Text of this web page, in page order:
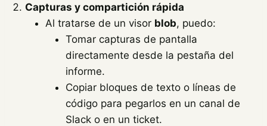
Capturas y compartición rápida
Al tratarse de un visor blob, puedo:
Tomar capturas de pantalla
directamente desde la pestaña del
informe.
Copiar bloques de texto o líneas de
código para pegarlos en un canal de
Slack o en un ticket.